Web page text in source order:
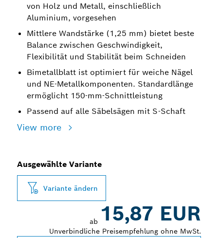
von Holz und Metall, einschließlich
Aluminium, vorgesehen
Mittlere Wandstärke (1,25 mm) bietet beste
Balance zwischen Geschwindigkeit,
Flexibilität und Stabilität beim Schneiden
Bimetallblatt ist optimiert für weiche Nägel
und NE-Metallkomponenten. Standardlänge
ermöglicht 150-mm-Schnittleistung
Passend auf alle Säbelsägen mit S-Schaft
View more
Ausgewählte Variante
Variante ändern
ab 15,87 EUR
Unverbindliche Preisempfehlung ohne MwSt.